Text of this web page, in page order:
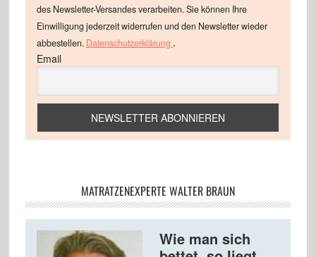
des Newsletter-Versandes verarbeiten. Sie können Ihre
Einwilligung jederzeit widerrufen und den Newsletter wieder
abbestellen. Datenschutzerklärung .
Email
MATRATZENEXPERTE WALTER BRAUN
Wie man sich